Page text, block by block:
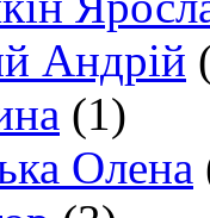
Андрій
(1)
Олена